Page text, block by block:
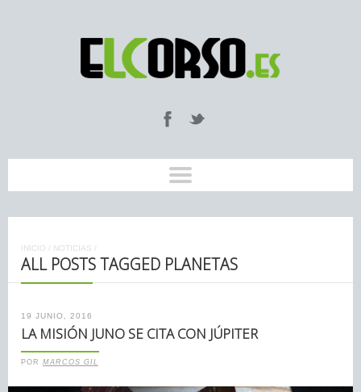
INICIO / NOTICIAS /
ALL POSTS TAGGED PLANETAS
19 JUNIO, 2016
LA MISIÓN JUNO SE CITA CON JÚPITER
POR MARCOS GIL